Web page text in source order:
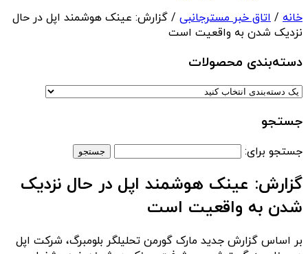
خانه / اتاق خبر مسترجانبی / گزارش: عینک‌ هوشمند اپل در حال
نزدیک شدن به واقعیت است
دسته‌بندی‌ محصولات
جستجو
جستجو برای:
گزارش: عینک‌ هوشمند اپل در حال نزدیک
شدن به واقعیت است
بر اساس گزارش جدید مارک گورمن تحلیلگر بلومبرگ، شرکت اپل